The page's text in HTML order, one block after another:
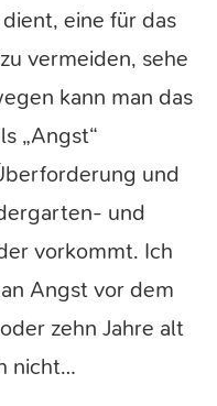
eine für das
vermeiden, sehe
kann man das
„Angst“
und
und
vorkommt. Ich
Angst vor dem
zehn Jahre alt
nicht…